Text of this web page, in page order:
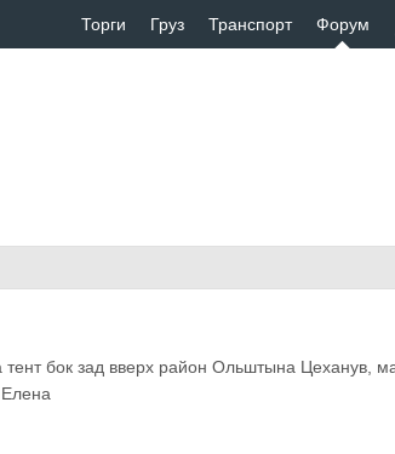
Торги Груз Транспорт Форум
тент бок зад вверх район Ольштына Цеханув,